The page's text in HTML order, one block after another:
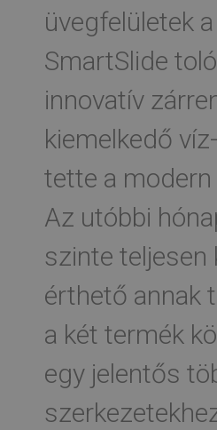
üvegfelületek
SmartSlide
innovatív
kiemelkedő
tette a
Az utóbbi
szinte teljesen
érthető annak
a két termék
egy jelentős